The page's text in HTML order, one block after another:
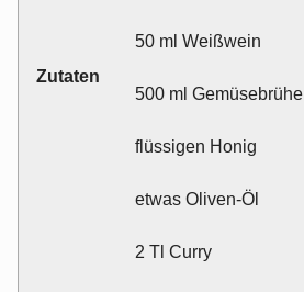
Zutaten
50 ml Weißwein
500 ml Gemüsebrühe
flüssigen Honig
etwas Oliven-Öl
2 Tl Curry